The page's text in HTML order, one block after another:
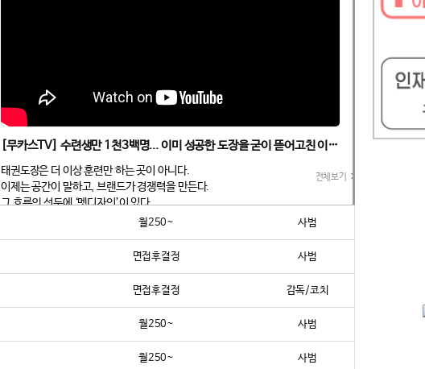
[무카스TV] 수련생만 1천3백명... 이미 성공한 도장을 굳이 뜯어고친 이유?
태권도장은 더 이상 훈련만 하는 곳이 아니다.
이제는 공간이 말하고, 브랜드가 경쟁력을 만든다.
그 흐름의 선두에 ‘멧디자인’이 있다.
로 발을 내디뎠다. 첫 무대는 북미. 캐나다 온타리오 주 던다스에 위치한 ‘다이나믹
캐나다 대표 도시 토론토에서 3개관을 운영하며 1,300명의 관원생을 보유한 다이
나믹 태권도장은 이미 지역 내 대표적인 성공 도장이었다.
전체보기
월250~ 사범
면접후결정 사범
면접후결정 감독/코치
월250~ 사범
월250~ 사범